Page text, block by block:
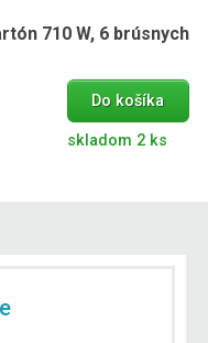
710 W, 6 brúsnych
Do košíka
skladom 2 ks